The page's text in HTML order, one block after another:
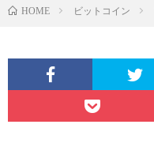
HOME ビットコイン